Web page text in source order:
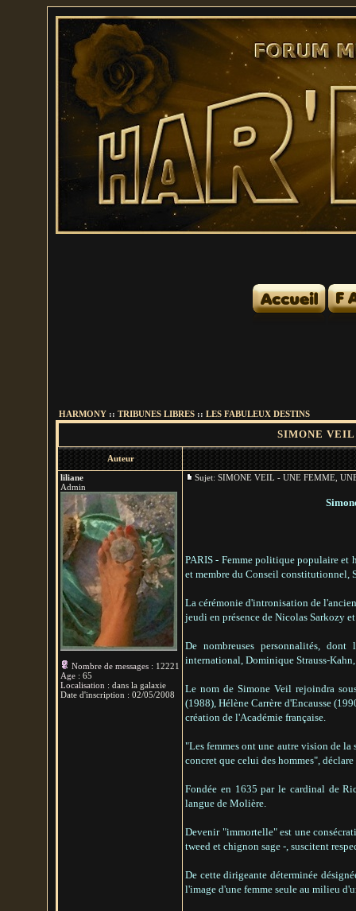
HARMONY :: TRIBUNES LIBRES :: LES FABULEUX DESTINS
SIMONE
Auteur
liliane
Admin
Nombre de messages : 12221
Age : 65
Localisation : dans la galaxie
Date d'inscription : 02/05/2008
Sujet: SIMONE VEIL - UNE FEMME,
PARIS - Femme politique populaire et
et membre du Conseil constitutionnel,
La cérémonie d'intronisation de
jeudi en présence de Nicolas Sarkozy
De nombreuses personnalités,
international, Dominique Strauss-Kahn,
Le nom de Simone Veil rejoindra
(1988), Hélène Carrère d'Encausse
création de l'Académie française.
"Les femmes ont une autre vision de
concret que celui des hommes",
Fondée en 1635 par le cardinal de
langue de Molière.
Devenir "immortelle" est une
tweed et chignon sage -, suscitent
De cette dirigeante déterminée
l'image d'une femme seule au milieu